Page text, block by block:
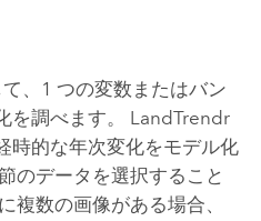
、1 つの変数またはバン
を調べます。 LandTrendr
時的な年次変化をモデル化
のデータを選択すること
複数の画像がある場合、